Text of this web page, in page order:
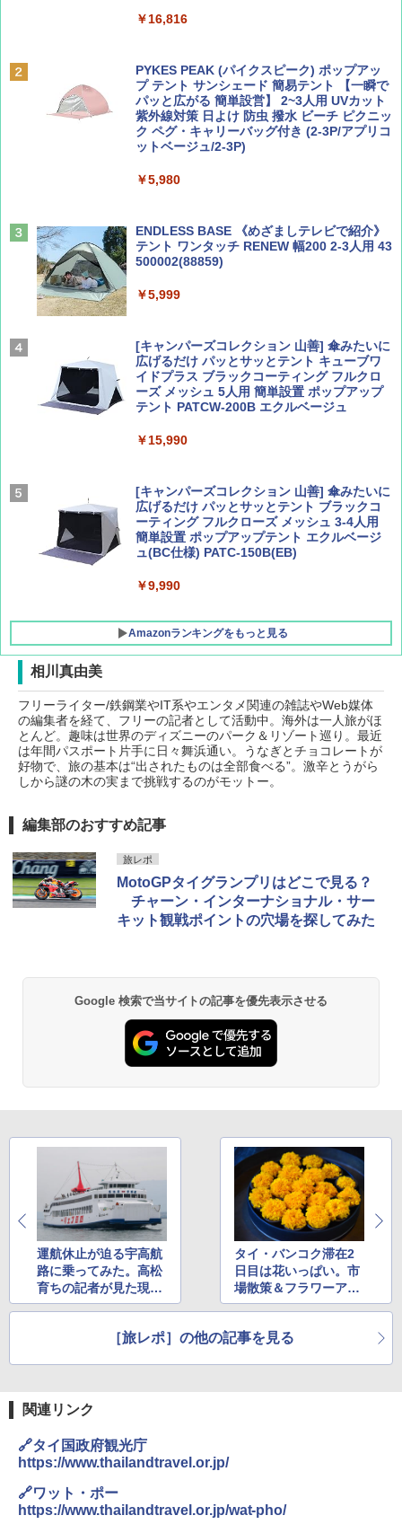
￥1,500
サライ 2026年 9月号 [雑誌]
￥600
ディズニーファン ２０２６年 ９月号 [雑
山と溪谷 2026年8月号「南アルプス大全」
￥1,540
￥2,079
A09 地球の歩き方 イタリア 2026～2027 地
A26 地球の歩き方 チェコ ポーランド スロヴ
パ
新しい日本地理 地図・統計・移動から読み
解く (講談社現代新書)
￥16,816
PYKES PEAK (パイクスピーク) ポップアッ
プ テント サンシェード 簡易テント 【一瞬で
パッと広がる 簡単設営】 2~3人用 UVカット
紫外線対策 日よけ 防虫 撥水 ビーチ ピクニッ
ク ペグ・キャリーバッグ付き (2-3P/アプリコ
ットベージュ/2-3P)
￥5,980
ENDLESS BASE 《めざましテレビで紹介》
テント ワンタッチ RENEW 幅200 2-3人用 43
500002(88859)
￥5,999
[キャンパーズコレクション 山善] 傘みたいに
広げるだけ パッとサッとテント キューブワ
イドプラス ブラックコーティング フルクロ
ーズ メッシュ 5人用 簡単設置 ポップアップ
テント PATCW-200B エクルベージュ
￥15,990
[キャンパーズコレクション 山善] 傘みたいに
広げるだけ パッとサッとテント ブラックコ
ーティング フルクローズ メッシュ 3-4人用
簡単設置 ポップアップテント エクルベージ
ュ(BC仕様) PATC-150B(EB)
￥9,990
Amazonランキングをもっと見る
DEWEL パラソル 大型 ビーチ アウトドアパ
ラソル ガーデン サイトシート付 折りたたみ
防水 UVカット 4段階高さ調整 軽量 収納袋付
き
￥6,459
GRANDOOR ステンレス保冷剤 2個セット 2
026リニューアル 急速冷凍 空間倍増 衛生的
コンパクト 保冷力長持ち
￥2,980
秒）射程5～10m 安全ロック搭載 携帯収納袋
関の購入実績 登山・キャンプ・アウトドア・
防災用品 長期保存可能 緊急時用 日本国内発
送
￥3,680
Across やわらか保冷剤 日本製 固まらない 1
1cm ソフト 2個セット (2個セット)
￥680
折りたたみ椅子 アウトドアチェア 伸縮式 キ
ャンプ椅子
￥1,380
相川真由美
フリーライター/鉄鋼業やIT系やエンタメ関連の雑誌やWeb媒体
の編集者を経て、フリーの記者として活動中。海外は一人旅がほ
とんど。趣味は世界のディズニーのパーク＆リゾート巡り。最近
は年間パスポート片手に日々舞浜通い。うなぎとチョコレートが
好物で、旅の基本は“出されたものは全部食べる”。激辛とうがら
しから謎の木の実まで挑戦するのがモットー。
編集部のおすすめ記事
旅レポ
MotoGPタイグランプリはどこで見る？
チャーン・インターナショナル・サー
キット観戦ポイントの穴場を探してみた
Google 検索で当サイトの記事を優先表示させる
運航休止が迫る宇高航
路に乗ってみた。高松
育ちの記者が見た現状
と再開への期待
タイ・バンコク滞在2
日目は花いっぱい。市
場散策＆フラワーアー
ト作りで花文化を体感
［旅レポ］の他の記事を見る
関連リンク
🔗タイ国政府観光庁
https://www.thailandtravel.or.jp/
🔗ワット・ポー
https://www.thailandtravel.or.jp/wat-pho/